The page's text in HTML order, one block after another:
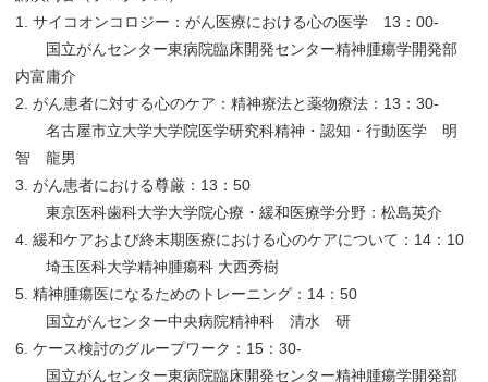
1. サイコオンコロジー：がん医療における心の医学 13：00-
国立がんセンター東病院臨床開発センター精神腫瘍学開発部
内富庸介
2. がん患者に対する心のケア：精神療法と薬物療法：13：30-
名古屋市立大学大学院医学研究科精神・認知・行動医学 明
智 龍男
3. がん患者における尊厳：13：50
東京医科歯科大学大学院心療・緩和医療学分野：松島英介
4. 緩和ケアおよび終末期医療における心のケアについて：14：10
埼玉医科大学精神腫瘍科 大西秀樹
5. 精神腫瘍医になるためのトレーニング：14：50
国立がんセンター中央病院精神科 清水 研
6. ケース検討のグループワーク：15：30-
国立がんセンター東病院臨床開発センター精神腫瘍学開発部